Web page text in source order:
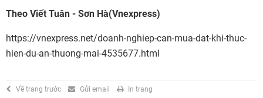
Theo Viết Tuân - Sơn Hà(Vnexpress)
https://vnexpress.net/doanh-nghiep-can-mua-dat-khi-thuc-
hien-du-an-thuong-mai-4535677.html
Về trang trước Gửi email In trang